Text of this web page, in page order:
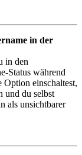
in der
in den
Status während
Option einschaltest,
und du selbst
als unsichtbarer